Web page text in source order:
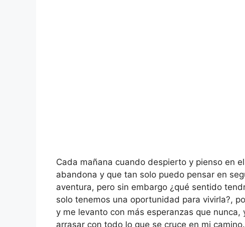
Cada mañana cuando despierto y pienso en
abandona y que tan solo puedo pensar en
aventura, pero sin embargo ¿qué sentido
solo tenemos una oportunidad para vivirla?,
y me levanto con más esperanzas que
arrasar con todo lo que se cruce en mi camino.